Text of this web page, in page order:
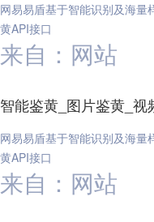
网易易盾基于智能识别及海量
黄API接口
来自：网站
智能鉴黄_图片鉴黄_
网易易盾基于智能识别及海量
黄API接口
来自：网站